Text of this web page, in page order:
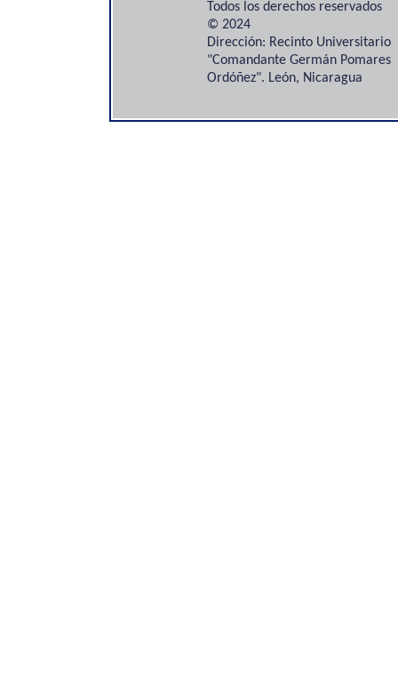
Todos los derechos reservados
© 2024
Dirección: Recinto Universitario
"Comandante Germán Pomares
Ordóñez". León, Nicaragua